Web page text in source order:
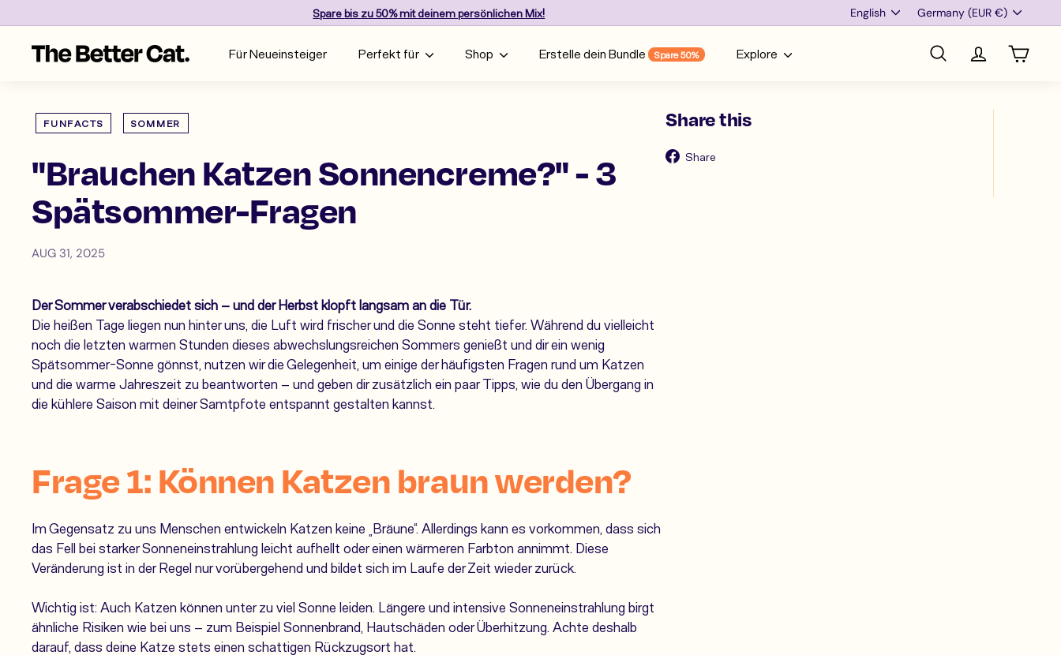
to
content
slideshow
Sparebis zu 50%mit deinem persönlichen Mix! Language
English Currency
Germany (EUR €)
T
B
e
t
r
C
a
t
Für Neueinsteiger Perfekt für Shop Erstelle dein Bundle Spare 50% Explore
Search AccountCart
FUNFACTS SOMMER
"Brauchen Katzen Sonnencreme?" - 3
Spätsommer-Fragen
AUG 31, 2025
Der Sommer verabschiedet sich – und der Herbst klopft langsam an die Tür.
Die heißen Tage liegen nun hinter uns, die Luft wird frischer und die Sonne steht tiefer. Während du vielleicht
noch die letzten warmen Stunden dieses abwechslungsreichen Sommers genießt und dir ein wenig
Spätsommer-Sonne gönnst, nutzen wir die Gelegenheit, um einige der häufigsten Fragen rund um Katzen
und die warme Jahreszeit zu beantworten – und geben dir zusätzlich ein paar Tipps, wie du den Übergang in
die kühlere Saison mit deiner Samtpfote entspannt gestalten kannst.
Frage 1: Können Katzen braun werden?
Im Gegensatz zu uns Menschen entwickeln Katzen keine „Bräune“. Allerdings kann es vorkommen, dass sich
das Fell bei starker Sonneneinstrahlung leicht aufhellt oder einen wärmeren Farbton annimmt. Diese
Veränderung ist in der Regel nur vorübergehend und bildet sich im Laufe der Zeit wieder zurück.
Wichtig ist: Auch Katzen können unter zu viel Sonne leiden. Längere und intensive Sonneneinstrahlung birgt
ähnliche Risiken wie bei uns – zum Beispiel Sonnenbrand, Hautschäden oder Überhitzung. Achte deshalb
darauf, dass deine Katze stets einen schattigen Rückzugsort hat.
Share this
Share